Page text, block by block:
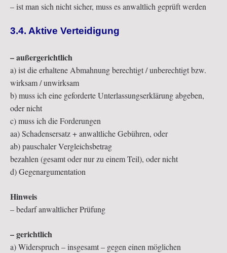
– ist man sich nicht sicher, muss es anwaltlich geprüft werden
3.4. Aktive Verteidigung
– außergerichtlich
a) ist die erhaltene Abmahnung berechtigt / unberechtigt bzw.
wirksam / unwirksam
b) muss ich eine geforderte Unterlassungserklärung abgeben,
oder nicht
c) muss ich die Forderungen
aa) Schadensersatz + anwaltliche Gebühren, oder
ab) pauschaler Vergleichsbetrag
bezahlen (gesamt oder nur zu einem Teil), oder nicht
d) Gegenargumentation
Hinweis
– bedarf anwaltlicher Prüfung
– gerichtlich
a) Widerspruch – insgesamt – gegen einen möglichen